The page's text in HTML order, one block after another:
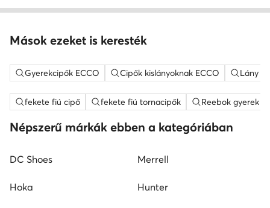
Mások ezeket is keresték
Gyerekcipők ECCO Cipők kislányoknak ECCO Lány
fekete fiú cipő fekete fiú tornacipők Reebok gyerek
Népszerű márkák ebben a kategóriában
DC Shoes Merrell
Hoka Hunter